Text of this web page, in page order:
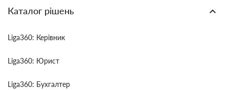
Каталог рішень
Liga360: Керівник
Liga360: Юрист
Liga360: Бухгалтер